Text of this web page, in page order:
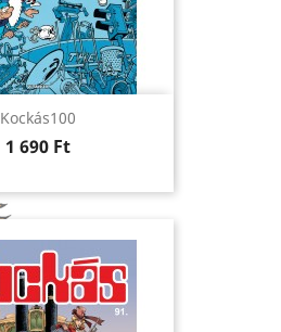
Kockás100
Ár
1 690 Ft